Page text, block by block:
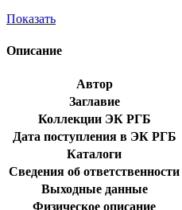
Показать
Описание
Автор
Заглавие
Коллекции ЭК РГБ
Дата поступления в ЭК РГБ
Каталоги
Сведения об ответственности
Выходные данные
Физическое описание